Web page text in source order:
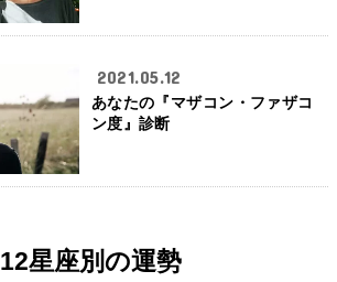
2021.05.12
あなたの『マザコン・ファザコ
ン度』診断
12星座別の運勢